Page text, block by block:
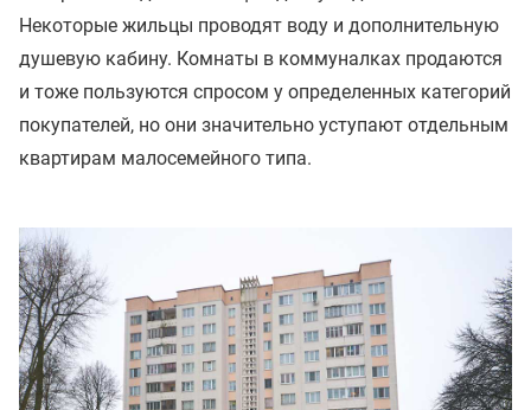
Некоторые жильцы проводят воду и дополнительную
душевую кабину. Комнаты в коммуналках продаются
и тоже пользуются спросом у определенных категорий
покупателей, но они значительно уступают отдельным
квартирам малосемейного типа.